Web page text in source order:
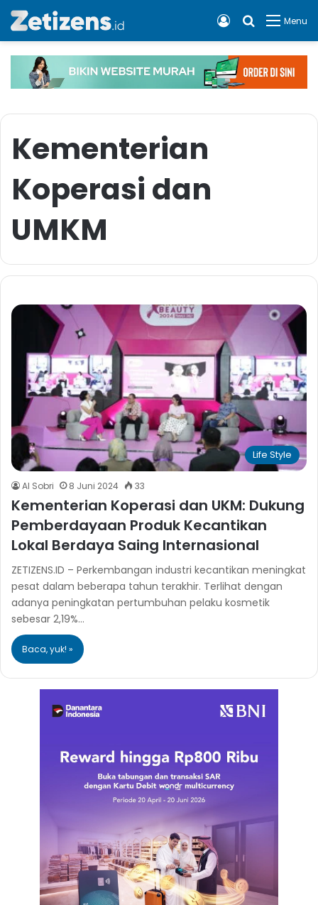
Menu
Cari apa,
Log In
Kementerian
Koperasi dan
UMKM
Life Style
Al Sobri 8 Juni 2024 33
Kementerian Koperasi dan UKM: Dukung
Pemberdayaan Produk Kecantikan
Lokal Berdaya Saing Internasional
ZETIZENS.ID – Perkembangan industri kecantikan meningkat
pesat dalam beberapa tahun terakhir. Terlihat dengan
adanya peningkatan pertumbuhan pelaku kosmetik
sebesar 2,19%…
Baca, yuk! »